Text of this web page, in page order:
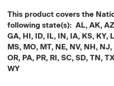
This product covers the
following state(s): AL, AK,
GA, HI, ID, IL, IN, IA, KS, KY,
MS, MO, MT, NE, NV, NH,
OR, PA, PR, RI, SC, SD, TN,
WY